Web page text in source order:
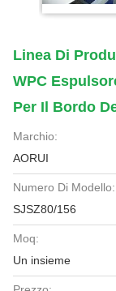
Linea Di
WPC
Per Il Bordo
Marchio:
AORUI
Numero Di Modello:
SJSZ80/156
Moq:
Un insieme